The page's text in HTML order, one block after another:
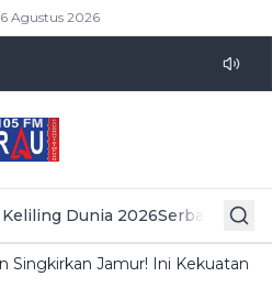
Agustus 2026
Dunia 2026Serba Serbi
Singkirkan Jamur! Ini Kekuatan